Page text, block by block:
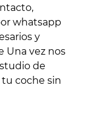
whatsapp
y
Una vez nos
de
coche sin